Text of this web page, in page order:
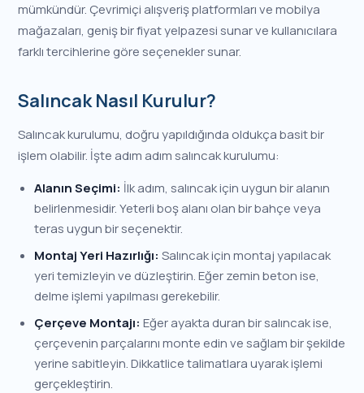
mümkündür. Çevrimiçi alışveriş platformları ve mobilya
mağazaları, geniş bir fiyat yelpazesi sunar ve kullanıcılara
farklı tercihlerine göre seçenekler sunar.
Salıncak Nasıl Kurulur?
Salıncak kurulumu, doğru yapıldığında oldukça basit bir
işlem olabilir. İşte adım adım salıncak kurulumu:
Alanın Seçimi: İlk adım, salıncak için uygun bir alanın
belirlenmesidir. Yeterli boş alanı olan bir bahçe veya
teras uygun bir seçenektir.
Montaj Yeri Hazırlığı: Salıncak için montaj yapılacak
yeri temizleyin ve düzleştirin. Eğer zemin beton ise,
delme işlemi yapılması gerekebilir.
Çerçeve Montajı: Eğer ayakta duran bir salıncak ise,
çerçevenin parçalarını monte edin ve sağlam bir şekilde
yerine sabitleyin. Dikkatlice talimatlara uyarak işlemi
gerçekleştirin.